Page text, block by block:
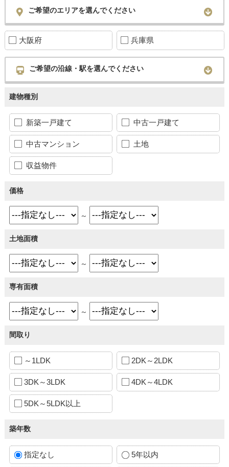
ご希望のエリアを選んでください
大阪府 兵庫県
ご希望の沿線・駅を選んでください
建物種別
新築一戸建て 中古一戸建て
中古マンション 土地
収益物件
価格
～
土地面積
～
専有面積
～
間取り
～1LDK 2DK～2LDK
3DK～3LDK 4DK～4LDK
5DK～5LDK以上
築年数
指定なし 5年以内